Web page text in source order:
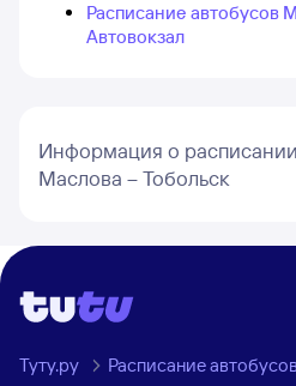
Расписание автобусов
Автовокзал
Информация о
Маслова – Тобольск
Туту.ру Расписание автобусов